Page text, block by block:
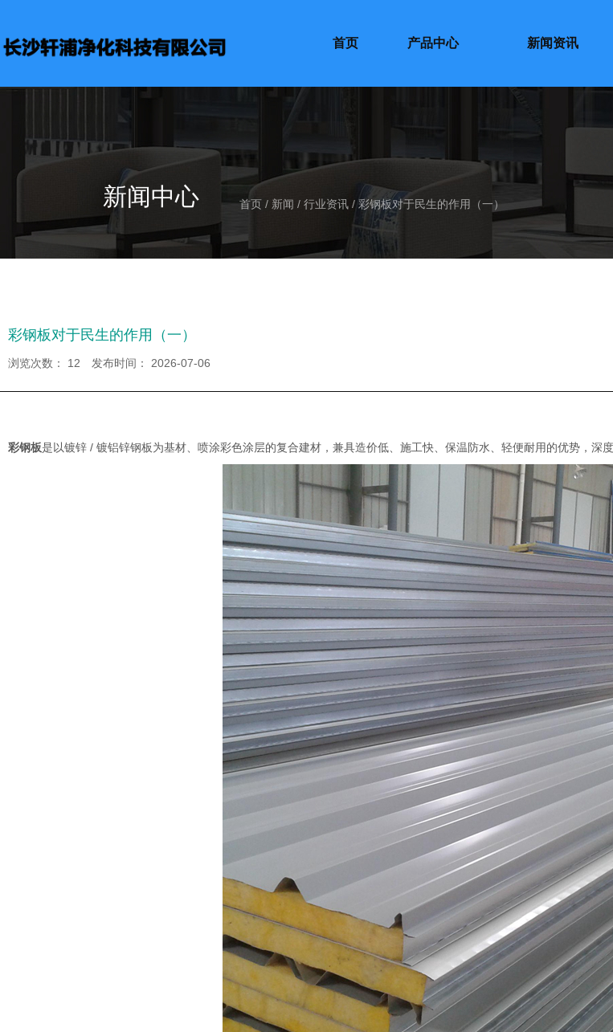
首页 产品中心 新闻资讯
新闻中心 首页/ 新闻 /行业资讯 /彩钢板对于民生的作用（一）
彩钢板对于民生的作用（一）
浏览次数： 12 发布时间： 2026-07-06
彩钢板是以镀锌 / 镀铝锌钢板为基材、喷涂彩色涂层的复合建材，兼具造价低、施工快、保温防水、轻便耐用的优势，深